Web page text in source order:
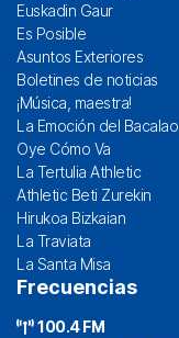
Euskadin Gaur
Es Posible
Asuntos Exteriores
Boletines de noticias
¡Música, maestra!
La Emoción del Bacalao
Oye Cómo Va
La Tertulia Athletic
Athletic Beti Zurekin
Hirukoa Bizkaian
La Traviata
La Santa Misa
Frecuencias
100.4 FM